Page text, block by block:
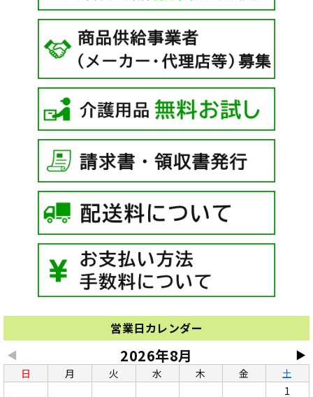
営業日カレンダー
◀ ▶
2026年8月
日 月 火 水 木 金
土
1